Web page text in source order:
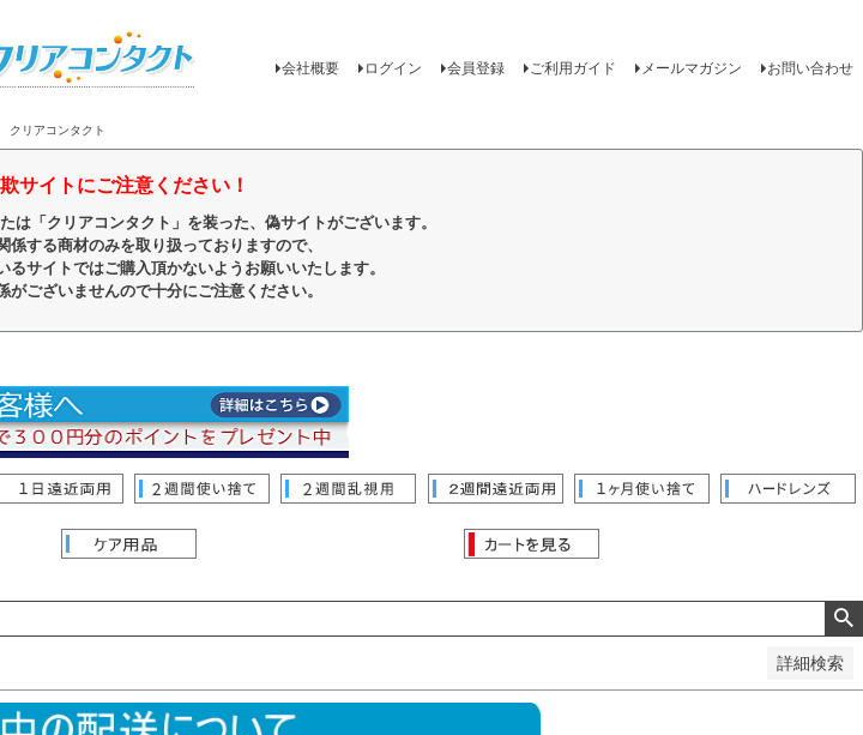
クリアコンタクト
会社概要 ログイン 会員登録 ご利用ガイド メールマガジン お問い合わせ
サイトにご注意ください！
は「クリアコンタクト」を装った、偽サイトがございます。
係する商材のみを取り扱っておりますので、
サイトではご購入頂かないようお願いいたします。
ございませんので十分にご注意ください。
詳細検索